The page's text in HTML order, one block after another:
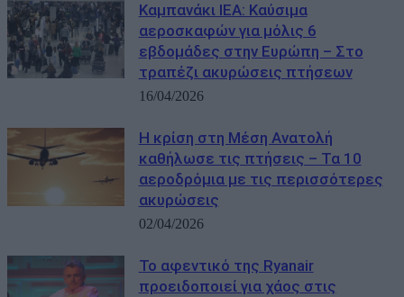
Καμπανάκι IEA: Καύσιμα
αεροσκαφών για μόλις 6
εβδομάδες στην Ευρώπη – Στο
τραπέζι ακυρώσεις πτήσεων
16/04/2026
Η κρίση στη Μέση Ανατολή
καθήλωσε τις πτήσεις – Τα 10
αεροδρόμια με τις περισσότερες
ακυρώσεις
02/04/2026
Το αφεντικό της Ryanair
προειδοποιεί για χάος στις